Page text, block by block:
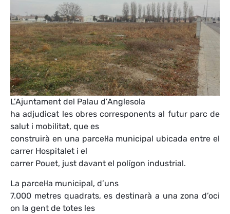
L’Ajuntament del Palau d’Anglesola
ha adjudicat les obres corresponents al futur parc de
salut i mobilitat, que es
construirà en una parcel·la municipal ubicada entre el
carrer Hospitalet i el
carrer Pouet, just davant el polígon industrial.
La parcel·la municipal, d’uns
7.000 metres quadrats, es destinarà a una zona d’oci
on la gent de totes les